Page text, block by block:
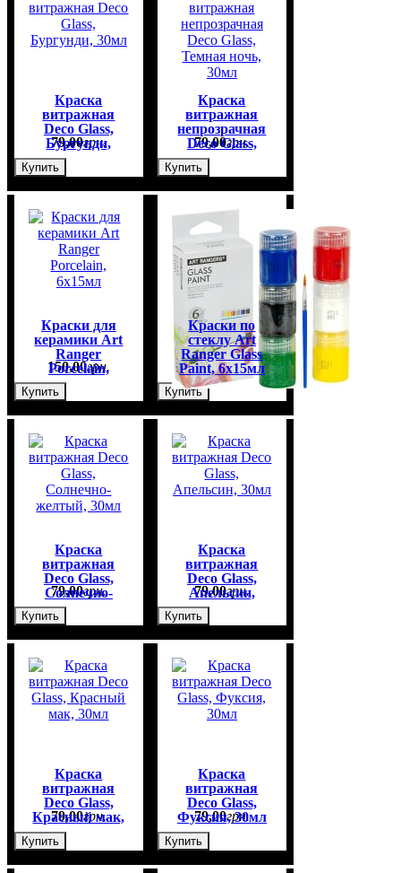
Краска
витражная
Deco Glass,
Бургунди,
30мл
79,00грн.
Купить
Краска
витражная
непрозрачная
Deco Glass,
Темная ночь,
30мл
79,00грн.
Купить
Краски для
керамики Art
Ranger
Porcelain,
6x15мл
150,00грн.
Купить
Краски по
стеклу Art
Ranger Glass
Paint, 6x15мл
150,00грн.
Купить
Краска
витражная
Deco Glass,
Солнечно-
желтый, 30мл
79,00грн.
Купить
Краска
витражная
Deco Glass,
Апельсин,
30мл
79,00грн.
Купить
Краска
витражная
Deco Glass,
Красный мак,
30мл
79,00грн.
Купить
Краска
витражная
Deco Glass,
Фуксия, 30мл
79,00грн.
Купить